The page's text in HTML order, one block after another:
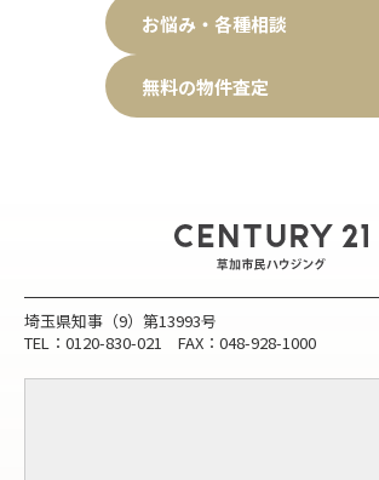
お悩み・各種相談
無料の物件査定
埼玉県知事（9）第13993号
TEL：0120-830-021 FAX：048-928-1000